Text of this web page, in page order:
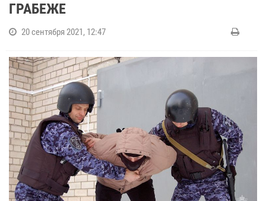
ГРАБЕЖЕ
20 сентября 2021, 12:47